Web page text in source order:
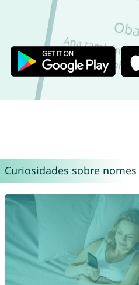
Curiosidades sobre